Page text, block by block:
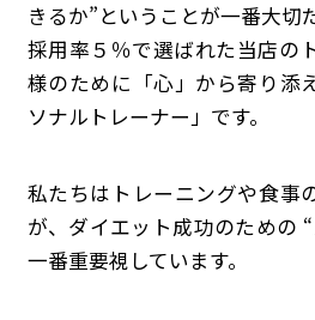
きるか”ということが一番大切
採用率５％で選ばれた当店の
様のために「心」から寄り添
ソナルトレーナー」です。
私たちはトレーニングや食事
が、ダイエット成功のための
一番重要視しています。